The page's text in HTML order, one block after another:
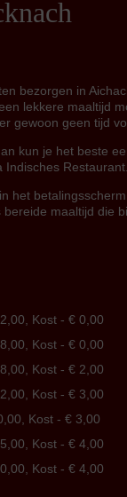
bezorgen in
lekkere maaltijd
gewoon geen tijd
kun je het beste
Indisches Restaurant.
het
maaltijd die
Kost - € 0,00
Kost - € 0,00
Kost - € 2,00
Kost - € 3,00
Kost - € 3,00
Kost - € 4,00
Kost - € 4,00